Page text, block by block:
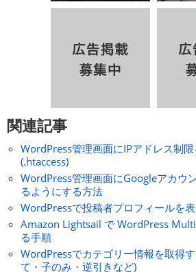
関連記事
WordPress管理画面にIPアドレス制
(.htaccess)
WordPress管理画面にGoogleアカウ
るようにする方法
WordPressで投稿者プロフィールを
Amazon Lightsail で WordPress
る手順
WordPressでカテゴリー情報を取得
て・子のみ・逆引きなど)